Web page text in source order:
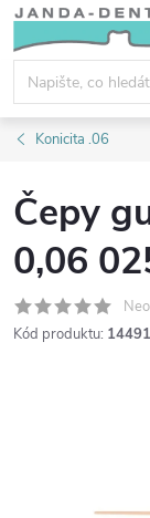
Přejít
obsah
Konicita .06
Čepy
0,06
Kód produktu: